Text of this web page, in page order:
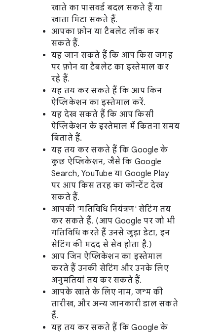
खाते का पासवर्ड बदल सकते हैं या
खाता मिटा सकते हैं.
आपका फ़ोन या टैबलेट लॉक कर
सकते हैं.
यह जान सकते हैं कि आप किस जगह
पर फ़ोन या टैबलेट का इस्तेमाल कर
रहे हैं.
यह तय कर सकते हैं कि आप किन
ऐप्लिकेशन का इस्तेमाल करें.
यह देख सकते हैं कि आप किसी
ऐप्लिकेशन के इस्तेमाल में कितना समय
बिताते हैं.
यह तय कर सकते हैं कि Google के
कुछ ऐप्लिकेशन, जैसे कि Google
Search, YouTube या Google Play
पर आप किस तरह का कॉन्टेंट देख
सकते हैं.
आपकी 'गतिविधि नियंत्रण' सेटिंग तय
कर सकते हैं. (आप Google पर जो भी
गतिविधि करते हैं उनसे जुड़ा डेटा, इन
सेटिंग की मदद से सेव होता है.)
आप जिन ऐप्लिकेशन का इस्तेमाल
करते हैं उनकी सेटिंग और उनके लिए
अनुमतियां तय कर सकते हैं.
आपके खाते के लिए नाम, जन्म की
तारीख, और अन्य जानकारी डाल सकते
हैं.
यह तय कर सकते हैं कि Google के